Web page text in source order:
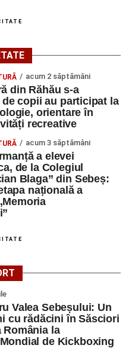
acum 2 săptămâni
din Răhău s-a
copii au participat la
orientare în
recreative
acum 3 săptămâni
a elevei
de la Colegiul
Blaga” din Sebeș:
națională a
Valea Sebeșului: Un
cu rădăcini în Săsciori
România la
de Kickboxing